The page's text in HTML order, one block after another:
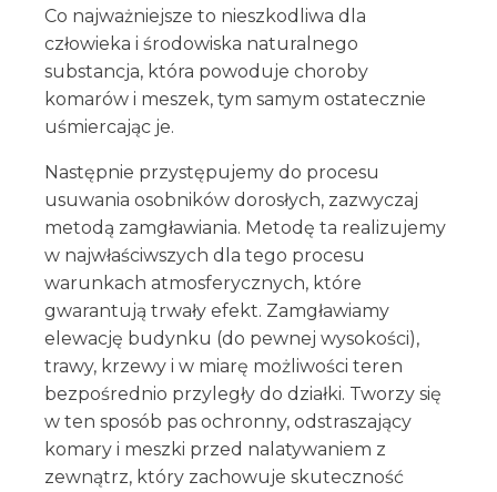
Co najważniejsze to nieszkodliwa dla
człowieka i środowiska naturalnego
substancja, która powoduje choroby
komarów i meszek, tym samym ostatecznie
uśmiercając je.
Następnie przystępujemy do procesu
usuwania osobników dorosłych, zazwyczaj
metodą zamgławiania. Metodę ta realizujemy
w najwłaściwszych dla tego procesu
warunkach atmosferycznych, które
gwarantują trwały efekt. Zamgławiamy
elewację budynku (do pewnej wysokości),
trawy, krzewy i w miarę możliwości teren
bezpośrednio przyległy do działki. Tworzy się
w ten sposób pas ochronny, odstraszający
komary i meszki przed nalatywaniem z
zewnątrz, który zachowuje skuteczność